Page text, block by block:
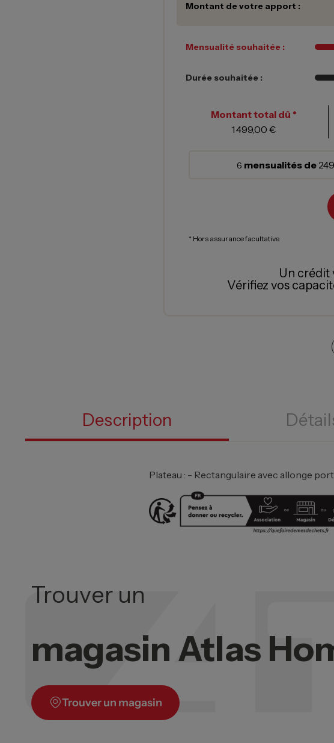
Montant de votre apport :
Mensualité souhaitée :
Durée souhaitée :
Montant total dû *
1 499,00 €
6 mensualités de
* Hors assurance facultative
Un crédit
Vérifiez vos
Description
Plateau : - Rectangulaire avec allonge
Trouver un
magasin Atlas
Trouver un magasin